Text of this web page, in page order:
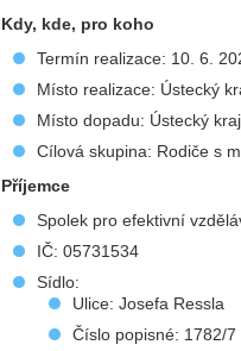
Kdy, kde, pro koho
Termín realizace: 10. 6.
Místo realizace: Ústecký
Místo dopadu: Ústecký kraj
Cílová skupina: Rodiče s
Příjemce
Spolek pro efektivní
IČ: 05731534
Sídlo:
Ulice: Josefa Ressla
Číslo popisné: 1782/7